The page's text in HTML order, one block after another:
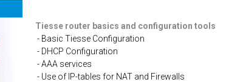
Tiesse router basics and configuration tools
- Basic Tiesse Configuration
- DHCP Configuration
- AAA services
- Use of IP-tables for NAT and Firewalls